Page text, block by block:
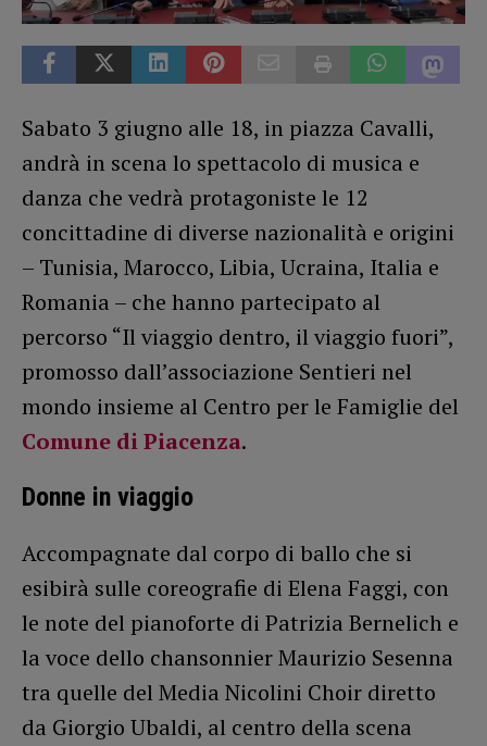
Sabato 3 giugno alle 18, in piazza Cavalli,
andrà in scena lo spettacolo di musica e
danza che vedrà protagoniste le 12
concittadine di diverse nazionalità e origini
– Tunisia, Marocco, Libia, Ucraina, Italia e
Romania – che hanno partecipato al
percorso “Il viaggio dentro, il viaggio fuori”,
promosso dall’associazione Sentieri nel
mondo insieme al Centro per le Famiglie del
Comune di Piacenza.
Donne in viaggio
Accompagnate dal corpo di ballo che si
esibirà sulle coreografie di Elena Faggi, con
le note del pianoforte di Patrizia Bernelich e
la voce dello chansonnier Maurizio Sesenna
tra quelle del Media Nicolini Choir diretto
da Giorgio Ubaldi, al centro della scena